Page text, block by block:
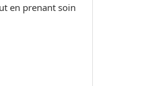
en prenant soin